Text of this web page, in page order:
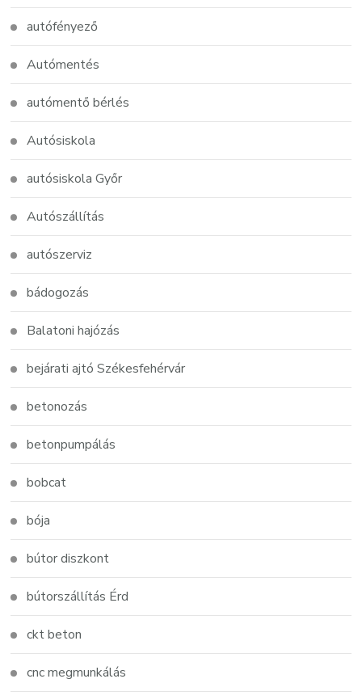
autófényező
Autómentés
autómentő bérlés
Autósiskola
autósiskola Győr
Autószállítás
autószerviz
bádogozás
Balatoni hajózás
bejárati ajtó Székesfehérvár
betonozás
betonpumpálás
bobcat
bója
bútor diszkont
bútorszállítás Érd
ckt beton
cnc megmunkálás